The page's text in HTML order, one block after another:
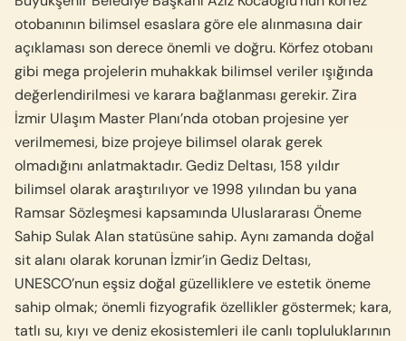
otobanının bilimsel esaslara göre ele alınmasına dair
açıklaması son derece önemli ve doğru. Körfez otobanı
gibi mega projelerin muhakkak bilimsel veriler ışığında
değerlendirilmesi ve karara bağlanması gerekir. Zira
İzmir Ulaşım Master Planı’nda otoban projesine yer
verilmemesi, bize projeye bilimsel olarak gerek
olmadığını anlatmaktadır. Gediz Deltası, 158 yıldır
bilimsel olarak araştırılıyor ve 1998 yılından bu yana
Ramsar Sözleşmesi kapsamında Uluslararası Öneme
Sahip Sulak Alan statüsüne sahip. Aynı zamanda doğal
sit alanı olarak korunan İzmir’in Gediz Deltası,
UNESCO’nun eşsiz doğal güzelliklere ve estetik öneme
sahip olmak; önemli fizyografik özellikler göstermek; kara,
tatlı su, kıyı ve deniz ekosistemleri ile canlı topluluklarının